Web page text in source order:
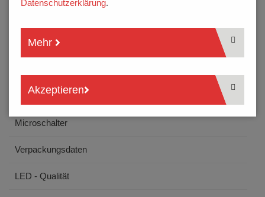
Drehcodierschalter
Microschalter
Verpackungsdaten
LED - Qualität
Datenschutzerklärung.
Mehr
Akzeptieren